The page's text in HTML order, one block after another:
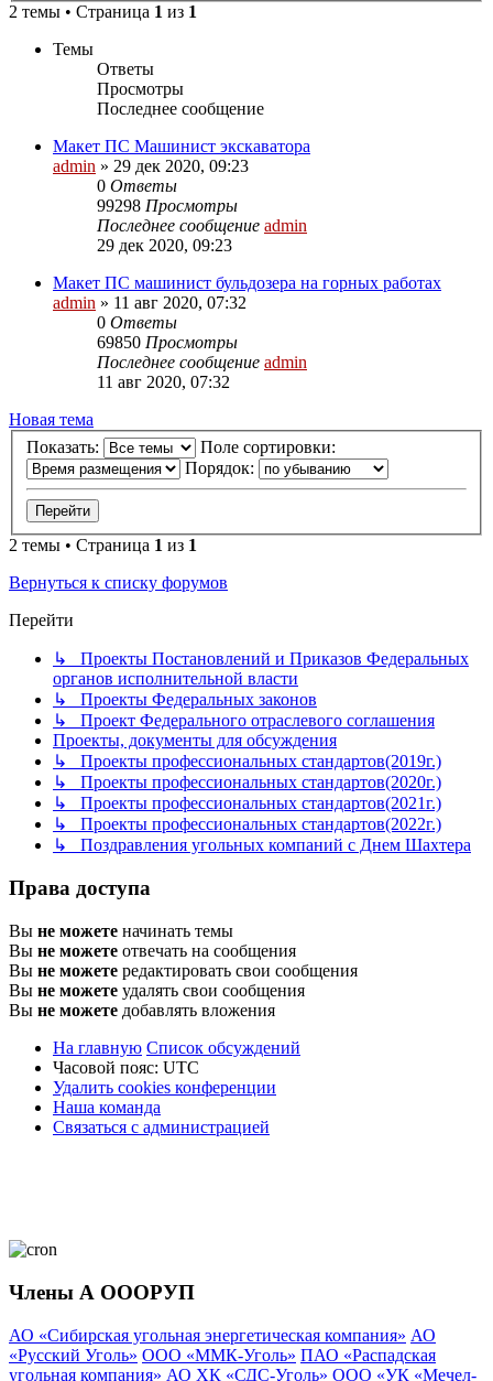
2 темы • Страница 1 из 1
Темы
Ответы
Просмотры
Последнее сообщение
Макет ПС Машинист экскаватора
admin » 29 дек 2020, 09:23
0 Ответы
99298 Просмотры
Последнее сообщение admin
29 дек 2020, 09:23
Макет ПС машинист бульдозера на горных работах
admin » 11 авг 2020, 07:32
0 Ответы
69850 Просмотры
Последнее сообщение admin
11 авг 2020, 07:32
Новая тема
Показать:
Поле сортировки:
Порядок:
2 темы • Страница 1 из 1
Вернуться к списку форумов
Перейти
↳ Проекты Постановлений и Приказов Федеральных
органов исполнительной власти
↳ Проекты Федеральных законов
↳ Проект Федерального отраслевого соглашения
Проекты, документы для обсуждения
↳ Проекты профессиональных стандартов(2019г.)
↳ Проекты профессиональных стандартов(2020г.)
↳ Проекты профессиональных стандартов(2021г.)
↳ Проекты профессиональных стандартов(2022г.)
↳ Поздравления угольных компаний с Днем Шахтера
Права доступа
Вы не можете начинать темы
Вы не можете отвечать на сообщения
Вы не можете редактировать свои сообщения
Вы не можете удалять свои сообщения
Вы не можете добавлять вложения
На главную Список обсуждений
Часовой пояс: UTC
Удалить cookies конференции
Наша команда
Связаться с администрацией
Члены А ОООРУП
АО «Сибирская угольная энергетическая компания» АО
«Русский Уголь» ООО «ММК-Уголь» ПАО «Распадская
угольная компания» АО ХК «СДС-Уголь» ООО «УК «Мечел-